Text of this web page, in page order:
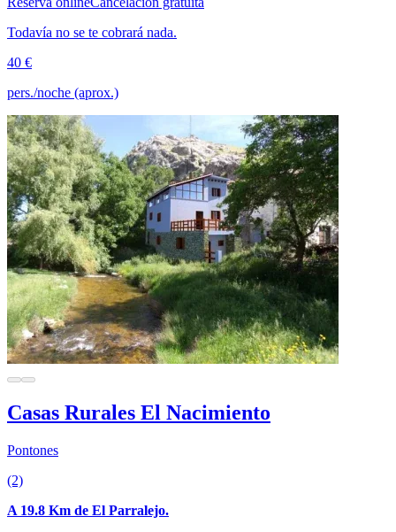
Todavía no se te cobrará nada.
40 €
pers./noche (aprox.)
Casas Rurales El Nacimiento
Pontones
(2)
A 19.8 Km de El Parralejo.